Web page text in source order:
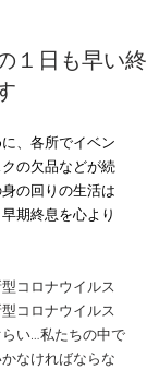
１日も早い終
、各所でイベン
の欠品などが続
の回りの生活は
期終息を心より
コロナウイルス
コロナウイルス
い…私たちの中で
なければならな